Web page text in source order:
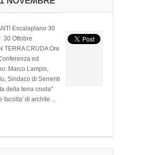
Escalaplano 30
30 Ottobre
TERRA CRUDA Ore
ed
Marco Lampis,
Sindaco di Serrenti
della terra cruda"
facolta' di archite ...